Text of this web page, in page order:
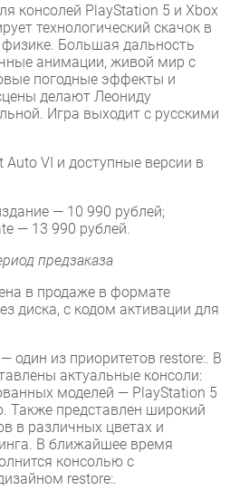
консолей PlayStation 5 и Xbox
технологический скачок в
Большая дальность
анимации, живой мир с
погодные эффекты и
делают Леониду
Игра выходит с русскими
VI и доступные версии в
— 10 990 рублей;
— 13 990 рублей.
предзаказа
в продаже в формате
диска, с кодом активации для
один из приоритетов restore:. В
актуальные консоли:
моделей — PlayStation 5
Также представлен широкий
в различных цветах и
В ближайшее время
консолью с
restore:.